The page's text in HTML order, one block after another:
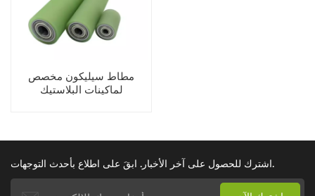
مطاط سيليكون مخصص
لماكينات البلاستيك
اشترك للحصول على آخر الأخبار. ابقَ على اطلاع بأحدث التوجهات.